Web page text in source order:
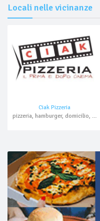
Locali nelle vicinanze
Ciak Pizzeria
pizzeria, hamburger, domicilio, asporto